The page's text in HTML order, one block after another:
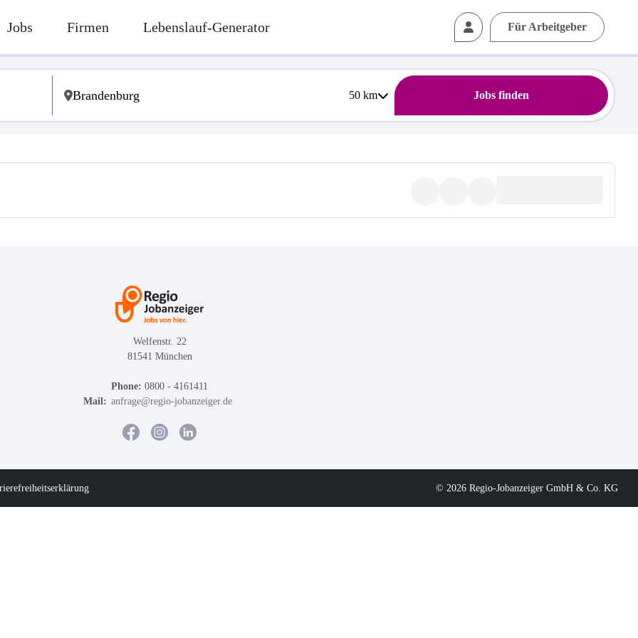
Jobs Firmen Lebenslauf-Generator Für Arbeitgeber
50km Jobs finden
Welfenstr. 22
81541 München
Phone: 0800 - 4161411
Mail: anfrage@regio-jobanzeiger.de
© 2026 Regio-Jobanzeiger GmbH & Co. KG